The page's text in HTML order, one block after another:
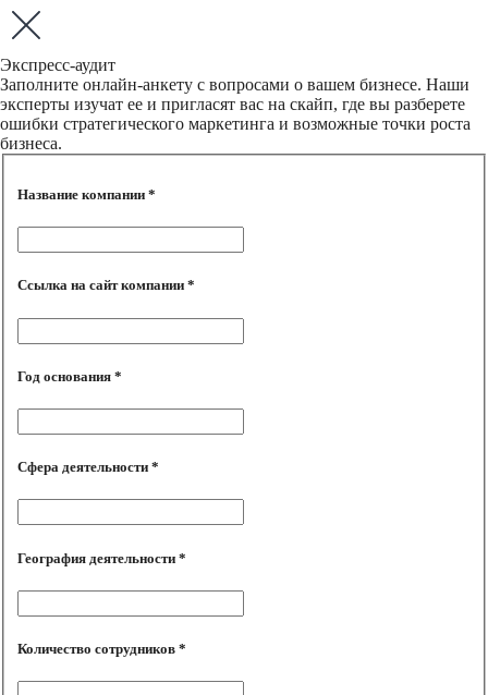
Экспресс-аудит
Заполните онлайн-анкету с вопросами о вашем бизнесе. Наши
эксперты изучат ее и пригласят вас на скайп, где вы разберете
ошибки стратегического маркетинга и возможные точки роста
бизнеса.
Название компании *
Ссылка на сайт компании *
Год основания *
Сфера деятельности *
География деятельности *
Количество сотрудников *